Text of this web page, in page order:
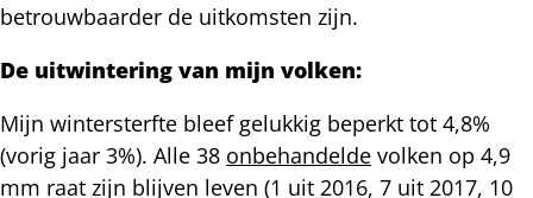
betrouwbaarder de uitkomsten zijn.
De uitwintering van mijn volken:
Mijn wintersterfte bleef gelukkig beperkt tot 4,8%
(vorig jaar 3%). Alle 38 onbehandelde volken op 4,9
mm raat zijn blijven leven (1 uit 2016, 7 uit 2017, 10